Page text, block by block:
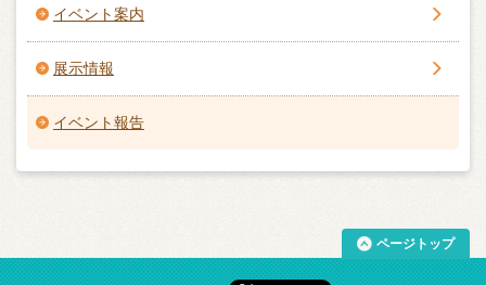
イベント案内
展示情報
イベント報告
ページトップ